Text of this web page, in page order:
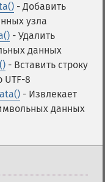
- Добавить
узла
- Удалить
данных
- Вставить строку
8
- Извлекает
данных